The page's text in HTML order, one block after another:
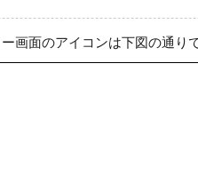
画面のアイコンは下図の通り